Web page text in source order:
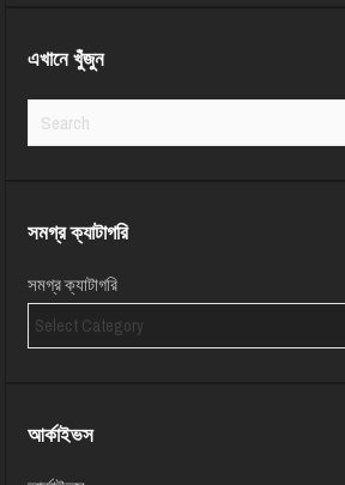
এখানে খুঁজুন
সমগ্র ক্যাটাগরি
সমগ্র ক্যাটাগরি
আর্কাইভস